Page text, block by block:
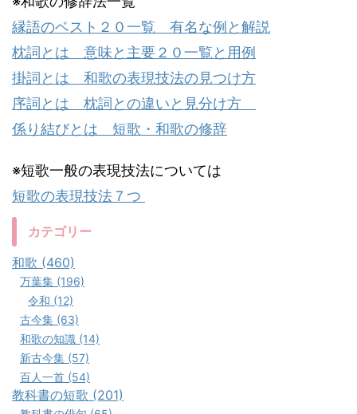
縁語のベスト２０一覧 有名な例と解説
枕詞とは 意味と主要２０一覧と用例
掛詞とは 和歌の表現技法の見つけ方
序詞とは 枕詞との違いと見分け方
係り結びとは 短歌・和歌の修辞
※短歌一般の表現技法については
短歌の表現技法７つ
カテゴリー
和歌 (460)
万葉集 (196)
令和 (12)
古今集 (63)
和歌の知識 (14)
新古今集 (57)
百人一首 (54)
教科書の短歌 (201)